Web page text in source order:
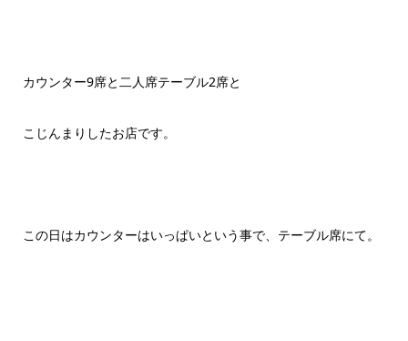
カウンター9席と二人席テーブル2席と
こじんまりしたお店です。
この日はカウンターはいっぱいという事で、テーブル席にて。